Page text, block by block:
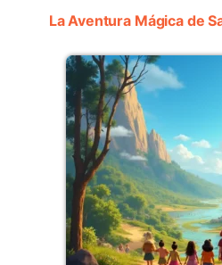
La Aventura Mágica de